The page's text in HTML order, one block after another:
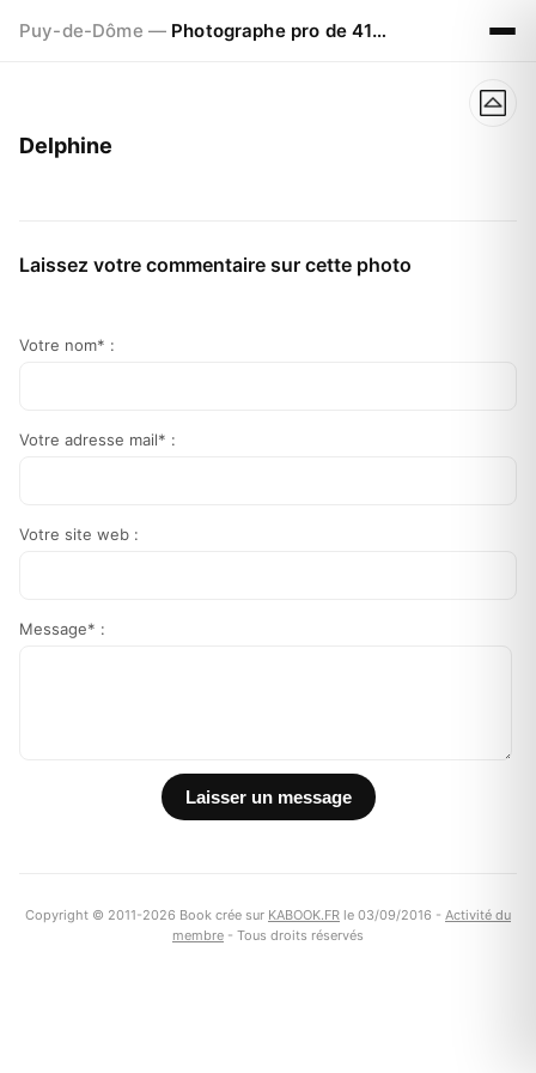
Puy-de-Dôme — Photographe pro de 41ans à CLERMONT FERRAND
Delphine
Laissez votre commentaire sur cette photo
Votre nom* :
Votre adresse mail* :
Votre site web :
Message* :
Copyright © 2011-2026 Book crée sur KABOOK.FR le 03/09/2016 - Activité du
membre - Tous droits réservés